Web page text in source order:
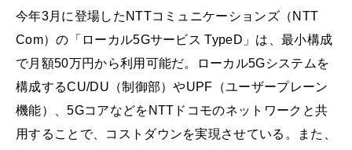
今年3月に登場したNTTコミュニケーションズ（NTT
Com）の「ローカル5Gサービス TypeD」は、最小構成
で月額50万円から利用可能だ。ローカル5Gシステムを
構成するCU/DU（制御部）やUPF（ユーザープレーン
機能）、5GコアなどをNTTドコモのネットワークと共
用することで、コストダウンを実現させている。また、